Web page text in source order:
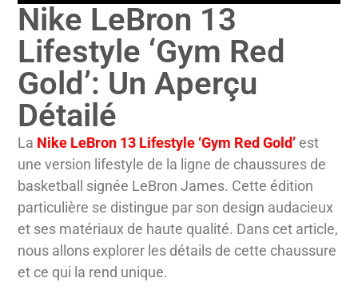
Nike LeBron 13
Lifestyle ‘Gym Red
Gold’: Un Aperçu
Détailé
La Nike LeBron 13 Lifestyle ‘Gym Red Gold’ est
une version lifestyle de la ligne de chaussures de
basketball signée LeBron James. Cette édition
particulière se distingue par son design audacieux
et ses matériaux de haute qualité. Dans cet article,
nous allons explorer les détails de cette chaussure
et ce qui la rend unique.